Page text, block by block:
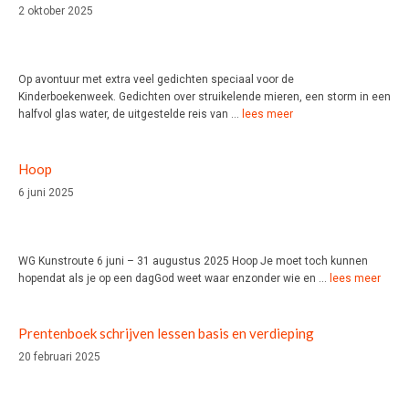
2 oktober 2025
Op avontuur met extra veel gedichten speciaal voor de
Kinderboekenweek. Gedichten over struikelende mieren, een storm in een
halfvol glas water, de uitgestelde reis van … lees meer
Hoop
6 juni 2025
WG Kunstroute 6 juni – 31 augustus 2025 Hoop Je moet toch kunnen
hopendat als je op een dagGod weet waar enzonder wie en … lees meer
Prentenboek schrijven lessen basis en verdieping
20 februari 2025